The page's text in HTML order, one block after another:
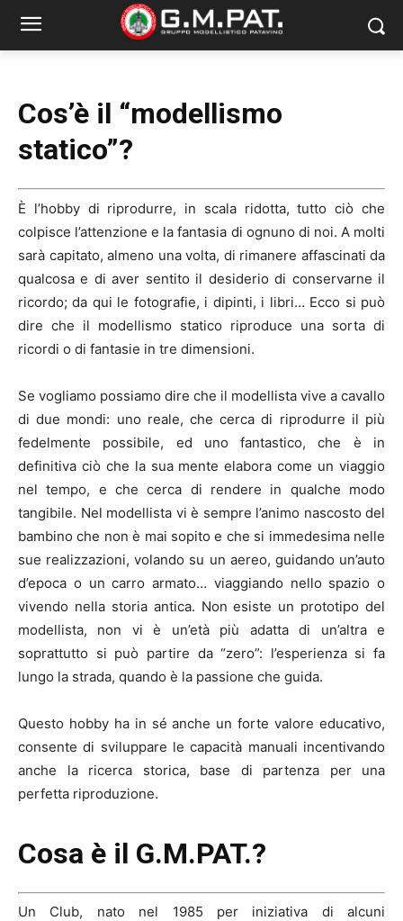
Cos’è il “modellismo
statico”?
È l’hobby di riprodurre, in scala ridotta, tutto ciò che
colpisce l’attenzione e la fantasia di ognuno di noi. A molti
sarà capitato, almeno una volta, di rimanere affascinati da
qualcosa e di aver sentito il desiderio di conservarne il
ricordo; da qui le fotografie, i dipinti, i libri… Ecco si può
dire che il modellismo statico riproduce una sorta di
ricordi o di fantasie in tre dimensioni.
Se vogliamo possiamo dire che il modellista vive a cavallo
di due mondi: uno reale, che cerca di riprodurre il più
fedelmente possibile, ed uno fantastico, che è in
definitiva ciò che la sua mente elabora come un viaggio
nel tempo, e che cerca di rendere in qualche modo
tangibile. Nel modellista vi è sempre l’animo nascosto del
bambino che non è mai sopito e che si immedesima nelle
sue realizzazioni, volando su un aereo, guidando un’auto
d’epoca o un carro armato… viaggiando nello spazio o
vivendo nella storia antica. Non esiste un prototipo del
modellista, non vi è un’età più adatta di un’altra e
soprattutto si può partire da “zero”: l’esperienza si fa
lungo la strada, quando è la passione che guida.
Questo hobby ha in sé anche un forte valore educativo,
consente di sviluppare le capacità manuali incentivando
anche la ricerca storica, base di partenza per una
perfetta riproduzione.
Cosa è il G.M.PAT.?
Un Club, nato nel 1985 per iniziativa di alcuni